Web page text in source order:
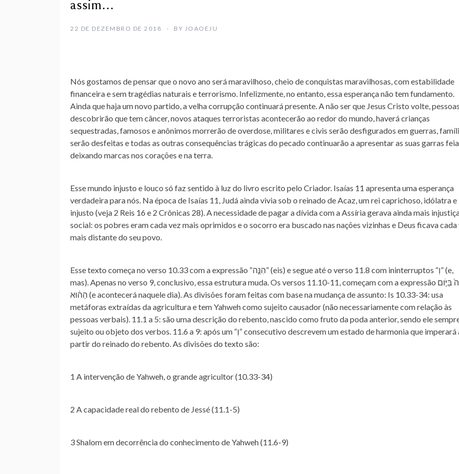
assim…
22 DE DEZEMBRO DE 2018 BY JOAOEJU
Nós gostamos de pensar que o novo ano será maravilhoso, cheio de conquistas maravilhosas, com estabilidade
financeira e sem tragédias naturais e terrorismo. Infelizmente, no entanto, essa esperança não tem fundamento.
Ainda que haja um novo partido, a velha corrupção continuará presente. A não ser que Jesus Cristo volte,
descobrirão que tem câncer, novos ataques terroristas acontecerão ao redor do mundo, haverá crianças
sequestradas, famosos e anônimos morrerão de overdose, militares e civis serão desfigurados em guerras,
serão desfeitas e todas as outras consequências trágicas do pecado continuarão a apresentar as suas garras
deixando marcas nos corações e na terra.
Esse mundo injusto e louco só faz sentido à luz do livro escrito pelo Criador. Isaías 11 apresenta uma esperança
verdadeira para nós. Na época de Isaías 11, Judá ainda vivia sob o reinado de Acaz, um rei caprichoso, idólatra e
injusto (veja 2 Reis 16 e 2 Crônicas 28). A necessidade de pagar a dívida com a Assíria gerava ainda mais
social: os pobres eram cada vez mais oprimidos e o socorro era buscado nas nações vizinhas e Deus ficava cada
mais distante do seu povo.
Esse texto começa no verso 10.33 com a expressão “הִנֵּ֤ה” (eis) e segue até o verso 11.8 com ininterruptos “וְ” (e,
mas). Apenas no verso 9, conclusivo, essa estrutura muda. Os versos 11.10-11, começam com a expressão וְהָיָה֙ בַּיֹּ֣ום
הַה֔וּא (e acontecerá naquele dia). As divisões foram feitas com base na mudança de assunto: Is 10.33-34: usa
metáforas extraídas da agricultura e tem Yahweh como sujeito causador (não necessariamente com relação às
pessoas verbais). 11.1 a 5: são uma descrição do rebento, nascido como fruto da poda anterior, sendo ele
sujeito ou objeto dos verbos. 11.6 a 9: após um “וְ” consecutivo descrevem um estado de harmonia que imperará a
partir do reinado do rebento. As divisões do texto são:
1 A intervenção de Yahweh, o grande agricultor (10.33-34)
2 A capacidade real do rebento de Jessé (11.1-5)
3 Shalom em decorrência do conhecimento de Yahweh (11.6-9)